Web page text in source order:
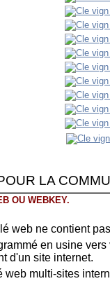
LA
OU WEBKEY.
web ne contient
en usine vers
d'un site internet.
web multi-sites